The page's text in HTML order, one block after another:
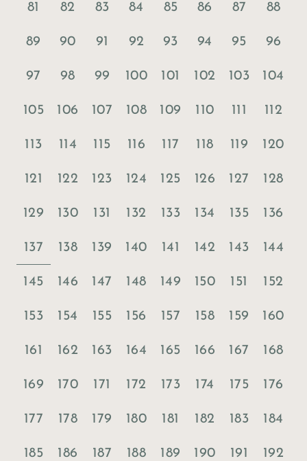
81 82 83 84 85 86 87 88
89 90 91 92 93 94 95 96
97 98 99 100 101 102 103 104
105 106 107 108 109 110 111 112
113 114 115 116 117 118 119 120
121 122 123 124 125 126 127 128
129 130 131 132 133 134 135 136
137 138 139 140 141 142 143 144
145 146 147 148 149 150 151 152
153 154 155 156 157 158 159 160
161 162 163 164 165 166 167 168
169 170 171 172 173 174 175 176
177 178 179 180 181 182 183 184
185 186 187 188 189 190 191 192